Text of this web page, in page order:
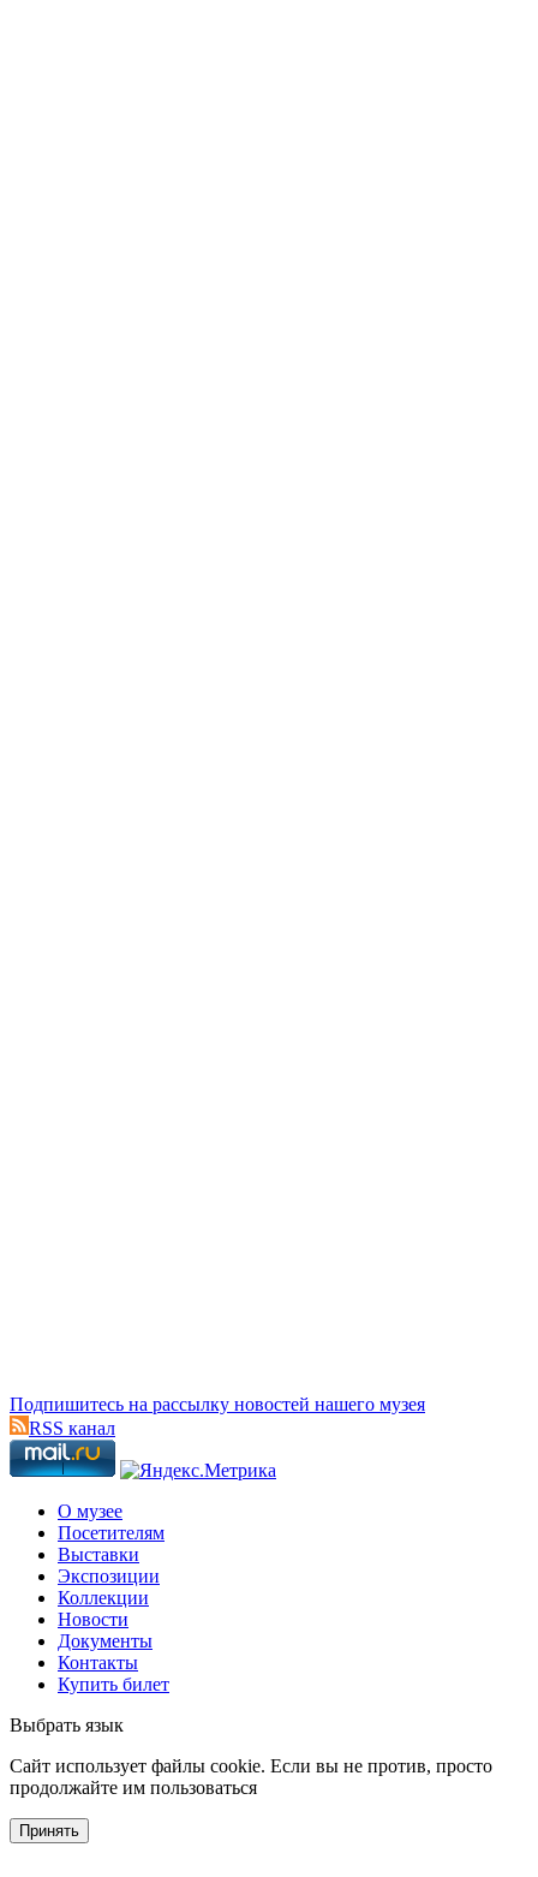
Подпишитесь на рассылку новостей нашего музея
RSS канал
О музее
Посетителям
Выставки
Экспозиции
Коллекции
Новости
Документы
Контакты
Купить билет
Выбрать язык
Cайт использует файлы cookie. Если вы не против, просто
продолжайте им пользоваться
Принять